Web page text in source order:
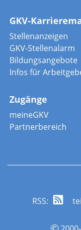
GKV-
Stellenanzeigen
GKV-Stellenalarm
Bildungsangebote
Infos für
Zugänge
meineGKV
Partnerbereich
RSS: